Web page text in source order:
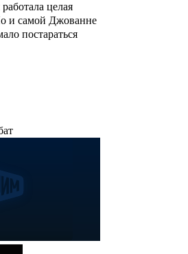
целая
и самой Джованне
постараться